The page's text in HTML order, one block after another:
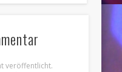
veröffentlicht.